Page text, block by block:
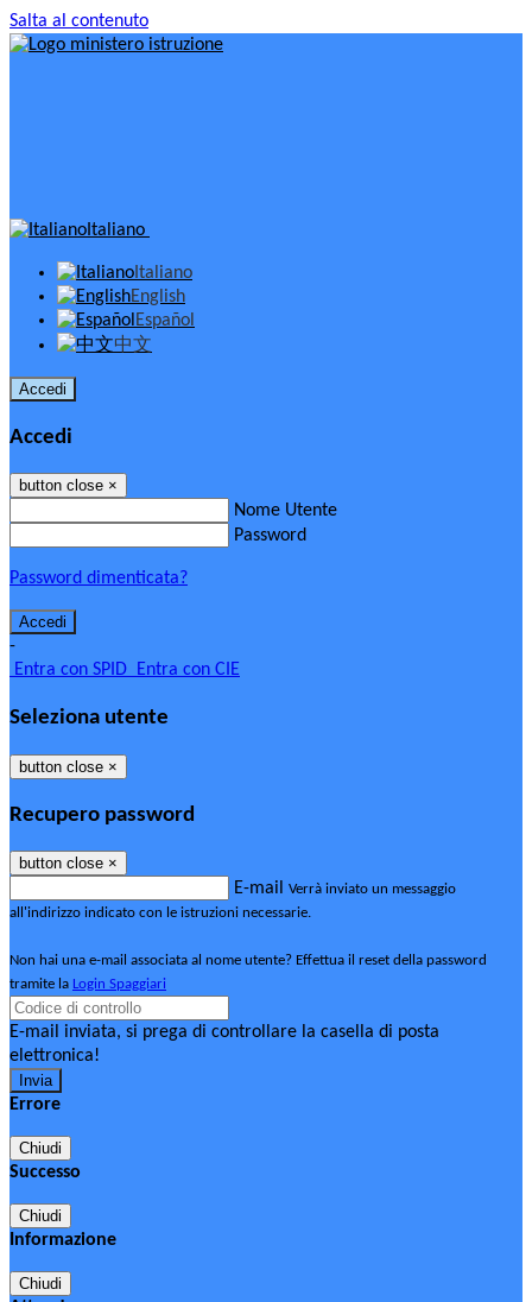
Salta al contenuto
Italiano
Italiano
English
Español
中文
Accedi
Accedi
button close ×
Nome Utente
Password
Password dimenticata?
-
Entra con SPID Entra con CIE
Seleziona utente
button close ×
Recupero password
button close ×
E-mail Verrà inviato un messaggio
all'indirizzo indicato con le istruzioni necessarie.
Non hai una e-mail associata al nome utente? Effettua il reset della password
tramite la Login Spaggiari
E-mail inviata, si prega di controllare la casella di posta
elettronica!
Errore
Chiudi
Successo
Chiudi
Informazione
Chiudi